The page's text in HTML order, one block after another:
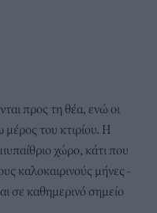
προς τη θέα, ενώ οι
μέρος του κτιρίου. Η
χώρο, κάτι που
καλοκαιρινούς μήνες -
σε καθημερινό σημείο